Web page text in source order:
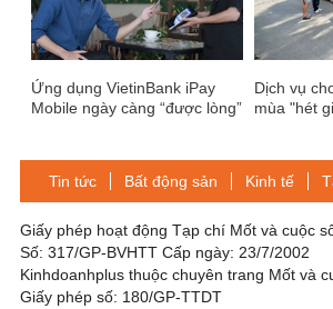
Ứng dụng VietinBank iPay
Mobile ngày càng “được lòng”
Dịch vụ
mùa "hét
Tin tức Bất động sản Kinh tế
Giấy phép hoạt động Tạp chí Mốt và cuộc
Số: 317/GP-BVHTT Cấp ngày: 23/7/2002
Kinhdoanhplus thuộc chuyên trang Mốt và
Giấy phép số: 180/GP-TTDT